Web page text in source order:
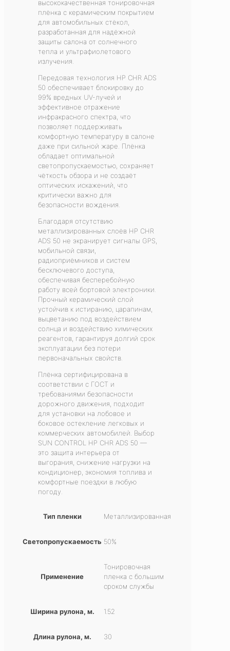
высококачественная тонировочная
плёнка с керамическим покрытием
для автомобильных стёкол,
разработанная для надёжной
защиты салона от солнечного
тепла и ультрафиолетового
излучения.
Передовая технология HP CHR ADS
50 обеспечивает блокировку до
99% вредных UV-лучей и
эффективное отражение
инфракрасного спектра, что
позволяет поддерживать
комфортную температуру в салоне
даже при сильной жаре. Плёнка
обладает оптимальной
светопропускаемостью, сохраняет
чёткость обзора и не создаёт
оптических искажений, что
критически важно для
безопасности вождения.
Благодаря отсутствию
металлизированных слоёв HP CHR
ADS 50 не экранирует сигналы GPS,
мобильной связи,
радиоприёмников и систем
бесключевого доступа,
обеспечивая бесперебойную
работу всей бортовой электроники.
Прочный керамический слой
устойчив к истиранию, царапинам,
выцветанию под воздействием
солнца и воздействию химических
реагентов, гарантируя долгий срок
эксплуатации без потери
первоначальных свойств.
Плёнка сертифицирована в
соответствии с ГОСТ и
требованиями безопасности
дорожного движения, подходит
для установки на лобовое и
боковое остекление легковых и
коммерческих автомобилей. Выбор
SUN CONTROL HP CHR ADS 50 —
это защита интерьера от
выгорания, снижение нагрузки на
кондиционер, экономия топлива и
комфортные поездки в любую
погоду.
Тип пленки Металлизированная
Светопропускаемость 50%
Применение
Тонировочная
пленка с большим
сроком службы
Ширина рулона, м. 1.52
Длина рулона, м. 30